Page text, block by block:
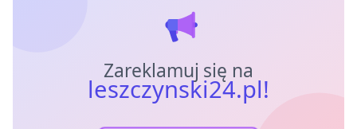
Zareklamuj się na
leszczynski24.pl!